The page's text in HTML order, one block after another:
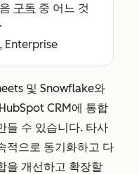
구독 중 어느 것
Enterprise
및 Snowflake와
CRM에 통합
들 수 있습니다. 타사
적으로 동기화하고 다
을 개선하고 확장할